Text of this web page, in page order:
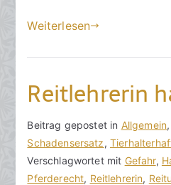
3
u
Reitunterricht,
fahrschule
Natur-
und
Landschaftsführungen
Weiterlesen
Reitlehrerin
V
o
n
h
B
e
i
t
Beitrag gepostet in Allgemein,
Schadensersatz,
Verschlagwortet mit Gefahr,
Pferderecht, Reitlehrerin,
K
e
i
n